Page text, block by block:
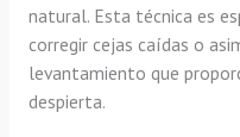
natural. Esta técnica es
corregir cejas caídas o
levantamiento que
despierta.